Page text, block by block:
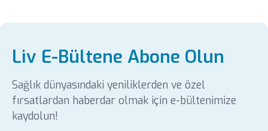
Liv E-Bültene Abone Olun
Sağlık dünyasındaki yeniliklerden ve özel
fırsatlardan haberdar olmak için e-bültenimize
kaydolun!